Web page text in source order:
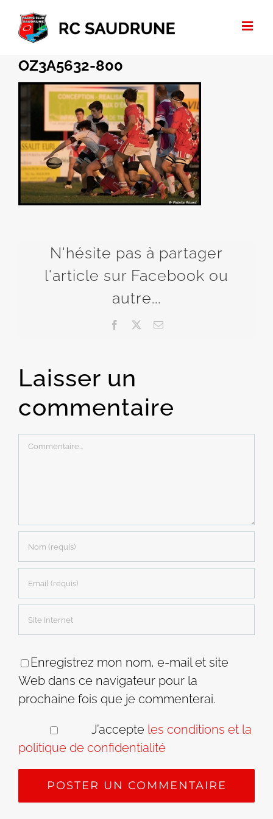
Passer
contenu
OZ3A5632-800
N'hésite pas à partager
l'article sur Facebook ou
autre...
Facebook Email
Laisser un
commentaire
Commentaire
Enregistrez mon nom, e-mail et site
Web dans ce navigateur pour la
prochaine fois que je commenterai.
J’accepte les conditions et la
politique de confidentialité